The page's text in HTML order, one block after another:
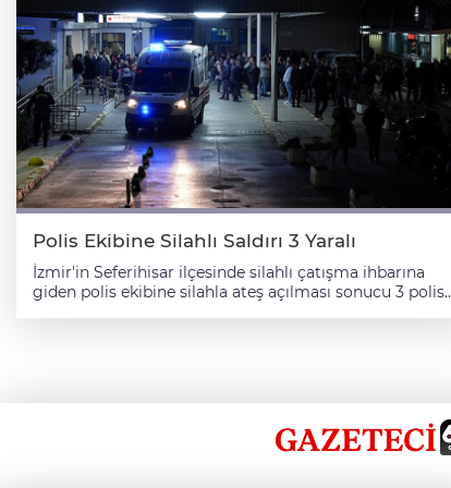
çalışması yapıyor. Arama çalışmalarına bölgede ikamet
eden bazı vatandaşlar da gönüllü olarak destek veriyor.
Harran ilçesinde 29 Aralık 2025'te içerisinde 5 kişinin
bulunduğu otomobil sulama kanalına düşmüş, 1 kişi
kendi imkanlarıyla sudan çıkmış, 3 kişinin cesedine
ulaşılmış, 1 kişi ise kaybolmuştu.
Polis Ekibine Silahlı Saldırı 3 Yaralı
İzmir'in Seferihisar ilçesinde silahlı çatışma ihbarına
giden polis ekibine silahla ateş açılması sonucu 3 polis
polis memuru, ambulansla İzmir'deki hastanelere
olayda kullandığı silah da ele geçirildi. Öte yandan